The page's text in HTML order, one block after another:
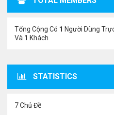
Tổng Cộng Có 1 Người Dùng
Và 1 Khách
STATISTICS
7 Chủ Đề